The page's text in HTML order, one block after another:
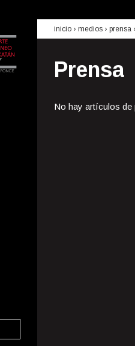
inicio › medios › prensa
Prensa
No hay artículos de